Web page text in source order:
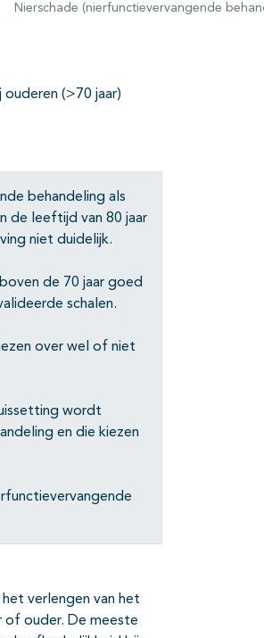
Nierschade (nierfunctievervangende
(>70 jaar)
behandeling als
de leeftijd van 80 jaar
niet duidelijk.
de 70 jaar goed
schalen.
over wel of niet
wordt
en die kiezen
verlengen van het
of ouder. De meeste